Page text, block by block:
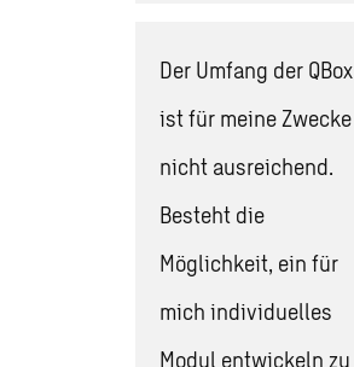
Der Umfang der QBox
ist für meine Zwecke
nicht ausreichend.
Besteht die
Möglichkeit, ein für
mich individuelles
Modul entwickeln zu